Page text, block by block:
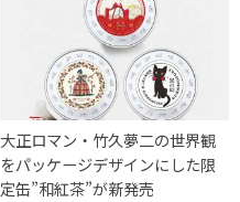
大正ロマン・竹久夢二の世界観
をパッケージデザインにした限
定缶”和紅茶”が新発売